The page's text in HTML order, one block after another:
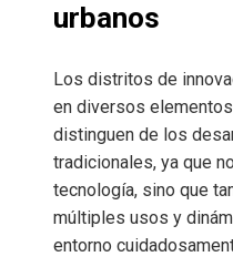
urbanos
Los distritos de
en diversos
distinguen de los
tradicionales, ya que
tecnología, sino que
múltiples usos y
entorno